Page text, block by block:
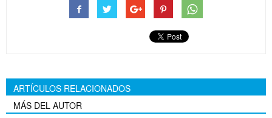
ARTÍCULOS RELACIONADOS
MÁS DEL AUTOR